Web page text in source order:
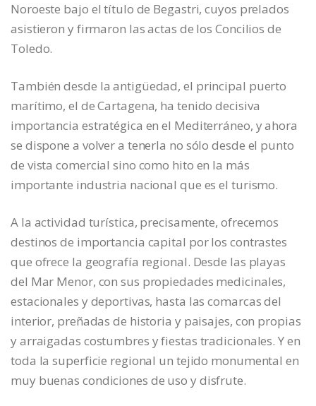
Noroeste bajo el título de Begastri, cuyos prelados
asistieron y firmaron las actas de los Concilios de
Toledo.
También desde la antigüedad, el principal puerto
marítimo, el de Cartagena, ha tenido decisiva
importancia estratégica en el Mediterráneo, y ahora
se dispone a volver a tenerla no sólo desde el punto
de vista comercial sino como hito en la más
importante industria nacional que es el turismo.
A la actividad turística, precisamente, ofrecemos
destinos de importancia capital por los contrastes
que ofrece la geografía regional. Desde las playas
del Mar Menor, con sus propiedades medicinales,
estacionales y deportivas, hasta las comarcas del
interior, preñadas de historia y paisajes, con propias
y arraigadas costumbres y fiestas tradicionales. Y en
toda la superficie regional un tejido monumental en
muy buenas condiciones de uso y disfrute.